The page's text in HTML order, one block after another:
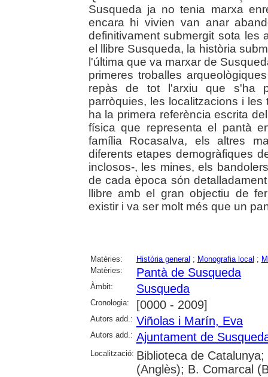
Susqueda ja no tenia marxa
encara hi vivien van anar
definitivament submergit sota les
el llibre Susqueda, la història
l'última que va marxar de
primeres troballes
repàs de tot l'arxiu que s'ha
parròquies, les localitzacions i
ha la primera referència escrita
física que representa el pantà
família Rocasalva, els altres
diferents etapes demogràfiques
inclosos-, les mines, els
de cada època són
llibre amb el gran objectiu de
existir i va ser molt més que un
Matèries: Història general ; Monografia local ;
Matèries:
Pantà de Susqueda
Àmbit: Susqueda
Cronologia: [0000 - 2009]
Autors add.: Viñolas i Marín, Eva
Autors add.: Ajuntament de
Localització: Biblioteca de
(Anglès); B. Comarcal